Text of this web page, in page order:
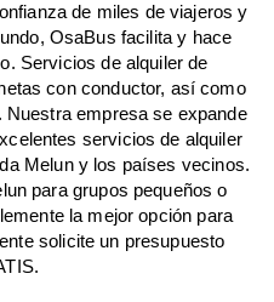
de miles de viajeros y
OsaBus facilita y hace
Servicios de alquiler de
con conductor, así como
empresa se expande
servicios de alquiler
Melun y los países vecinos.
para grupos pequeños o
la mejor opción para
solicite un presupuesto